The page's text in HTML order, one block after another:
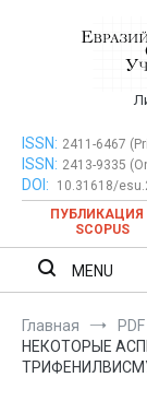
Евразийский
ISSN: 2411-6467
ISSN: 2413-9335
DOI:
10.31618/
ПУБЛИКАЦИЯ
SCOPUS
MENU
Главная
НЕКОТОРЫЕ